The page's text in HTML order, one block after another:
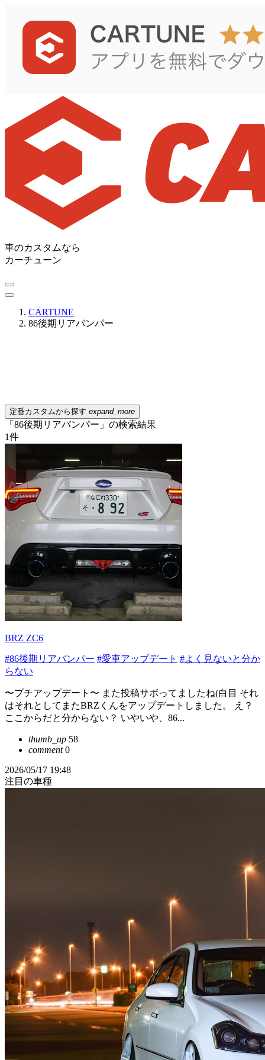
車のカスタムなら
カーチューン
CARTUNE
86後期リアバンパー
定番カスタムから探す expand_more
「86後期リアバンパー」の検索結果
1件
BRZ ZC6
#86後期リアバンパー #愛車アップデート #よく見ないと分か
らない
〜プチアップデート〜 また投稿サボってましたね(白目 それ
はそれとしてまたBRZくんをアップデートしました。 え？
ここからだと分からない？ いやいや、86...
thumb_up 58
comment0
2026/05/17 19:48
注目の車種